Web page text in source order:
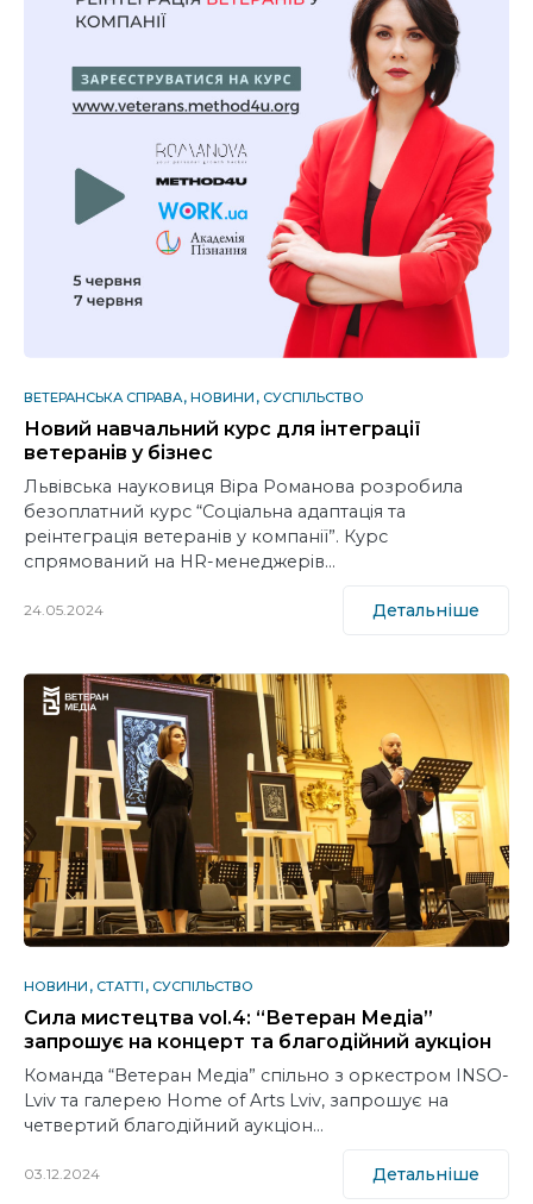
ВЕТЕРАНСЬКА СПРАВА НОВИНИ СУСПІЛЬСТВО
Новий навчальний курс для інтеграції
ветеранів у бізнес
Львівська науковиця Віра Романова розробила
безоплатний курс “Соціальна адаптація та
реінтеграція ветеранів у компанії”. Курс
спрямований на HR-менеджерів…
24.05.2024 Детальніше
НОВИНИ СТАТТІ СУСПІЛЬСТВО
Сила мистецтва vol.4: “Ветеран Медіа”
запрошує на концерт та благодійний аукціон
Команда “Ветеран Медіа” спільно з оркестром INSO-
Lviv та галерею Home of Arts Lviv, запрошує на
четвертий благодійний аукціон…
03.12.2024 Детальніше